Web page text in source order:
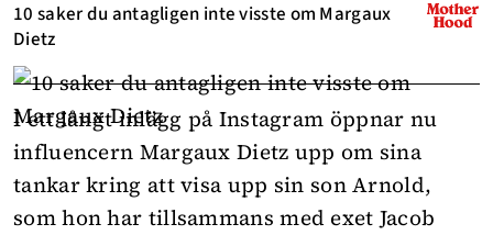
10 saker du antagligen inte visste om Margaux
Dietz
I ett långt inlägg på Instagram öppnar nu
influencern Margaux Dietz upp om sina
tankar kring att visa upp sin son Arnold,
som hon har tillsammans med exet Jacob